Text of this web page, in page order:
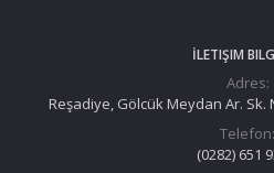
İLETIŞIM
Adres:
Reşadiye, Gölcük Meydan Ar. Sk.
Telefon:
(0282) 651